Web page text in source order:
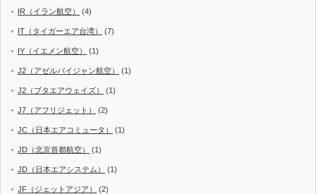
IR（イラン航空） (4)
IT（タイガーエア台湾） (7)
IY（イエメン航空） (1)
J2（アゼルバイジャン航空） (1)
J2（ブタエアウェイズ） (1)
J7（アフリジェット） (2)
JC（日本エアコミュータ） (1)
JD（北京首都航空） (1)
JD（日本エアシステム） (1)
JF（ジェットアジア） (2)